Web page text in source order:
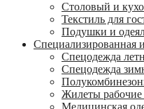
Столовый и
Текстиль для
Подушки и
Специализированная
Спецодежда
Спецодежда
Жилеты рабочие
Медицинская